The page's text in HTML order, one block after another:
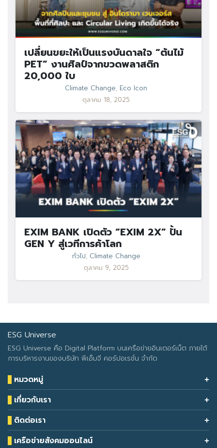
เปลี่ยนขยะให้เป็นแรงบันดาลใจ “ต้นไม้
PET” งานศิลป์จากขวดพลาสติก
20,000 ใบ
Climate Change, Eco Icon
ตุลาคม 18, 2025
EXIM BANK เปิดตัว “EXIM 2X” ปั้น
GEN Y สู่เวทีการค้าโลก
ทั่วไป, Climate Change
ตุลาคม 9, 2025
ESG Universe
ESG Universe คือ Digital Platform บนเครือข่ายอินเตอร์เน็ต ภายใต้
การบริหารงานของบริษัท พีเอ็มจี คอร์ปอเรชั่น จำกัด
หมวดหมู่
Health & Wellness
Eco Icon
ESG Data
Climate Change
ESG Report
เกี่ยวกับเรา
Our Services
About Us
Contact Us
ติดต่อเรา
โทรศัพท์: 090-549-2524
เครือข่ายสังคมออนไลน์